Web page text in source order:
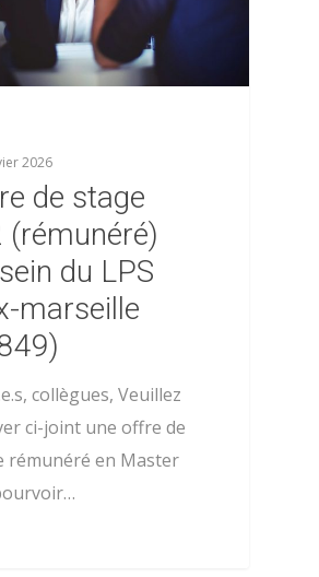
2026
de stage
(rémunéré)
du LPS
marseille
collègues, Veuillez
ci-joint une offre de
rémunéré en Master